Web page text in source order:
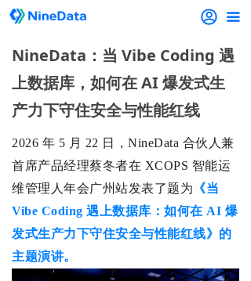
끀
NineData：当 Vibe Coding 遇
上数据库，如何在 AI 爆发式生
产力下守住安全与性能红线
2026 年 5 月 22 日，NineData 合伙人兼
首席产品经理蔡冬者在 XCOPS 智能运
维管理人年会广州站发表了题为 《当
Vibe Coding 遇上数据库：如何在 AI 爆
发式生产力下守住安全与性能红线》的
主题演讲。